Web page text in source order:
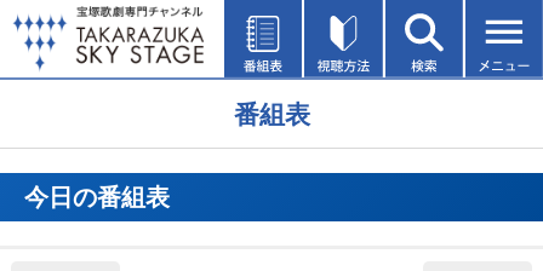
番組表
今日の番組表